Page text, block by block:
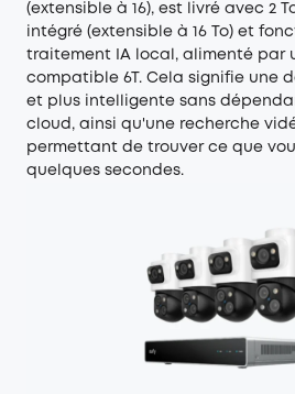
(extensible à 16), est livré avec 2
intégré (extensible à 16 To) et
traitement IA local, alimenté par
compatible 6T. Cela signifie une
et plus intelligente sans
cloud, ainsi qu'une recherche
permettant de trouver ce que
quelques secondes.